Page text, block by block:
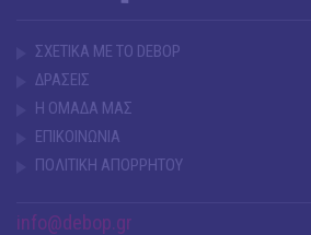
ΣΧΕΤΙΚΑ ΜΕ ΤΟ DEBOP
ΔΡΑΣΕΙΣ
Η ΟΜΑΔΑ ΜΑΣ
ΕΠΙΚΟΙΝΩΝΙΑ
ΠΟΛΙΤΙΚΗ ΑΠΟΡΡΗΤΟΥ
info@debop.gr